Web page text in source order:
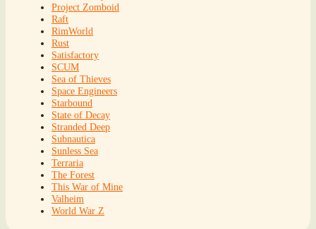
Project Zomboid
Raft
RimWorld
Rust
Satisfactory
SCUM
Sea of Thieves
Space Engineers
Starbound
State of Decay
Stranded Deep
Subnautica
Sunless Sea
Terraria
The Forest
This War of Mine
Valheim
World War Z